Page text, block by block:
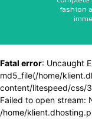
fashion
Fatal error: Uncaught
md5_file(/home/
content/litespeed/css/
Failed to open stream:
/home/